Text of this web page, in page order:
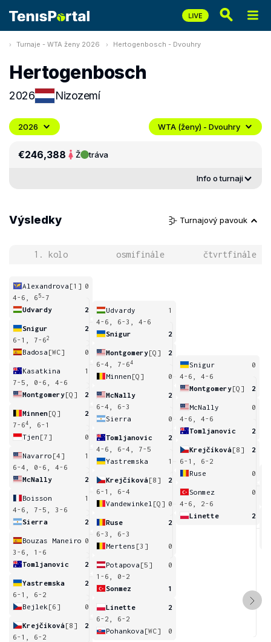
Turnaje - WTA ženy 2026 Hertogenbosch - Dvouhry
Hertogenbosch
2026 Nizozemí
2026 WTA (ženy) - Dvouhry
€246,388 Ž tráva
Info o turnaji
Výsledky Turnajový pavouk
1. kolo osmifinále čtvrtfinále
Alexandrova [1] 0
4-6, 6 5-7
Udvardy
2
Snigur
2
6-1, 7-62
Badosa [WC] 0
Kasatkina
1
7-5, 0-6, 4-6
Montgomery[Q] 2
Minnen[Q]
2
7-64
, 6-1
Tjen [7] 0
Navarro [4]
1
6-4, 0-6, 4-6
McNally
2
Boisson
1
4-6, 7-5, 3-6
Sierra
2
Bouzas Maneiro 0
3-6, 1-6
Tomljanovic
2
Yastremska
2
6-1, 6-2
Bejlek [6] 0
Krejčíková[8]
2
6-1, 6-2
Udvardy
1
4-6, 6-3, 4-6
Snigur
2
Montgomery[Q]
2
6-4, 7-64
Minnen [Q] 0
McNally
2
6-4, 6-3
Sierra
0
Tomljanovic
2
4-6, 6-4, 7-5
Yastremska
1
Krejčíková[8]
2
6-1, 6-4
Vandewinkel [Q] 0
Ruse
2
6-3, 6-3
Mertens [3] 0
Potapova [5]
0
1-6, 0-2
Sonmez
1
Linette
2
6-2, 6-2
Pohankova [WC] 0
Snigur
0
4-6, 4-6
Montgomery[Q] 2
McNally
0
4-6, 4-6
Tomljanovic
2
Krejčíková[8]
2
6-1, 6-2
Ruse
0
Sonmez
0
4-6, 2-6
Linette
2